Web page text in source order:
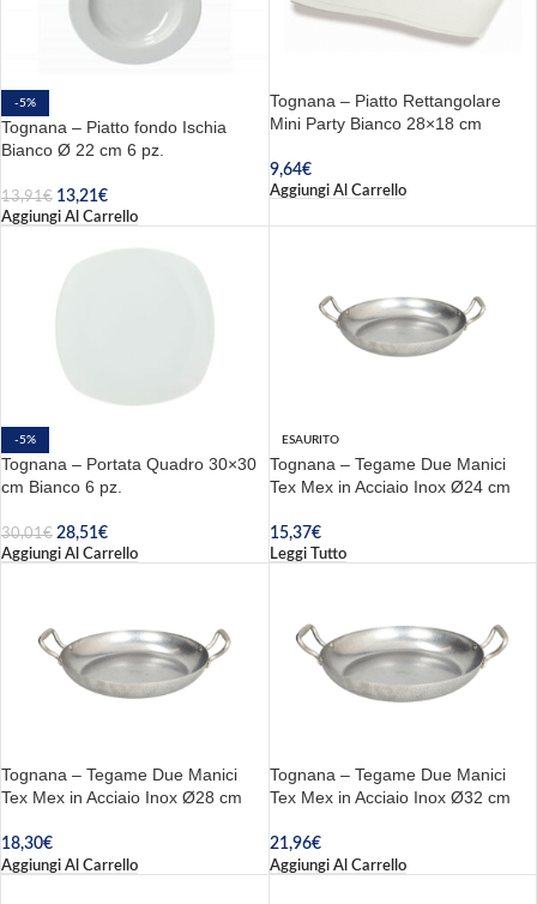
-5%
Tognana – Piatto fondo Ischia
Bianco Ø 22 cm 6 pz.
13,91€ 13,21€
Aggiungi Al Carrello
Tognana – Piatto Rettangolare
Mini Party Bianco 28×18 cm
9,64€
Aggiungi Al Carrello
-5%
Tognana – Portata Quadro 30×30
cm Bianco 6 pz.
30,01€ 28,51€
Aggiungi Al Carrello
ESAURITO
Tognana – Tegame Due Manici
Tex Mex in Acciaio Inox Ø24 cm
15,37€
Leggi Tutto
Tognana – Tegame Due Manici
Tex Mex in Acciaio Inox Ø28 cm
18,30€
Aggiungi Al Carrello
Tognana – Tegame Due Manici
Tex Mex in Acciaio Inox Ø32 cm
21,96€
Aggiungi Al Carrello